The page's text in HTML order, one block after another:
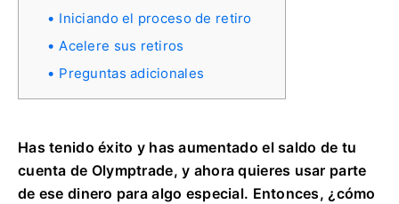
Iniciando el proceso de retiro
Acelere sus retiros
Preguntas adicionales
Has tenido éxito y has aumentado el saldo de tu
cuenta de Olymptrade, y ahora quieres usar parte
de ese dinero para algo especial. Entonces, ¿cómo